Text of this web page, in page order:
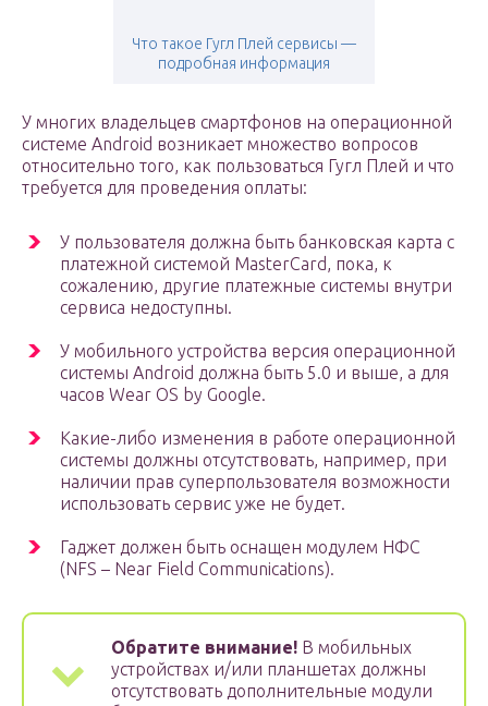
Что такое Гугл Плей сервисы —
подробная информация
У многих владельцев смартфонов на операционной
системе Android возникает множество вопросов
относительно того, как пользоваться Гугл Плей и что
требуется для проведения оплаты:
У пользователя должна быть банковская карта с
платежной системой MasterCard, пока, к
сожалению, другие платежные системы внутри
сервиса недоступны.
У мобильного устройства версия операционной
системы Android должна быть 5.0 и выше, а для
часов Wear OS by Google.
Какие-либо изменения в работе операционной
системы должны отсутствовать, например, при
наличии прав суперпользователя возможности
использовать сервис уже не будет.
Гаджет должен быть оснащен модулем НФС
(NFS – Near Field Communications).
Обратите внимание! В мобильных
устройствах и/или планшетах должны
отсутствовать дополнительные модули